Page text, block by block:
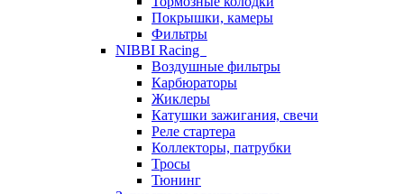
Покрышки, камеры
Фильтры
NIBBI Racing
Воздушные фильтры
Карбюраторы
Жиклеры
Катушки зажигания, свечи
Реле стартера
Коллекторы, патрубки
Тросы
Тюнинг